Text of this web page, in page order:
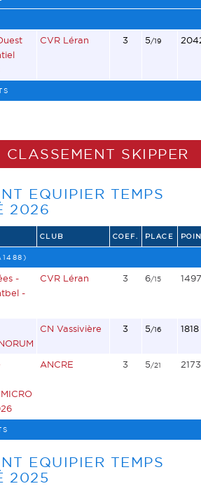
CVR Léran 3 5/19
EQUIPIER
CLASSEMENT SKIPPER
EQUIPIER TEMPS
2026
CLUB COEF. PLACE
-
-
CVR Léran 3 6/15 1497
CN Vassivière 3 5/16 1818
ANCRE 3 5/21 2173
EQUIPIER TEMPS
2025